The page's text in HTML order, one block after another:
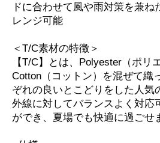
ドに合わせて風や雨対策を兼ね
レンジ可能
＜T/C素材の特徴＞
【T/C】とは、Polyester（ポリ
Cotton（コットン）を混ぜて織
ぞれの良いとこどりをした人気
外線に対してバランスよく対応
ができ、夏場でも快適に過ごせ